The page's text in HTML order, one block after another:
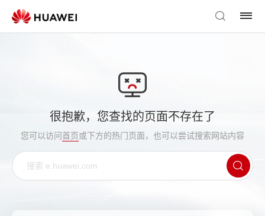
很抱歉，您查找的页面不存在了
您可以访问首页或下方的热门页面，也可以尝试搜索网站内容